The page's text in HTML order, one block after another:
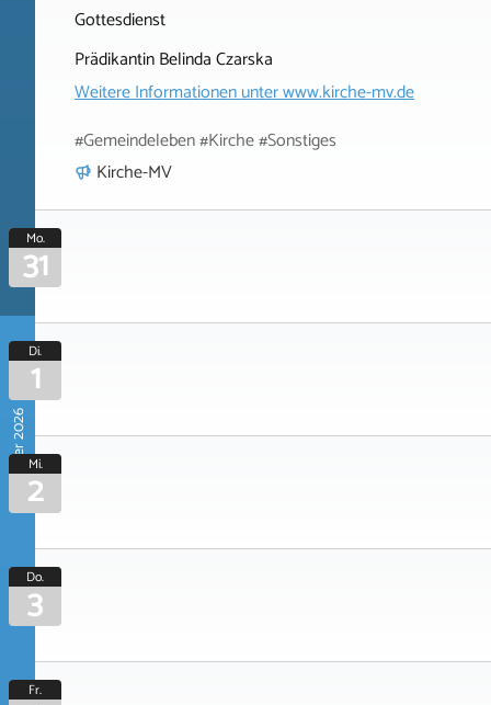
Gottesdienst
Prädikantin Belinda Czarska
Weitere Informationen unterwww.kirche-mv.de
#Gemeindeleben #Kirche #Sonstiges
Kirche-MV
Mo.
31
September 2026
Di.
1
Mi.
2
Do.
3
Fr.